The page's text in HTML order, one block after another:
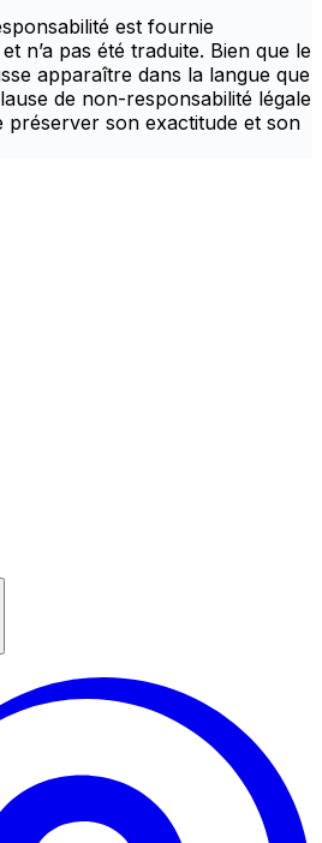
est fournie
n’a pas été traduite. Bien que le
apparaître dans la langue que
de non-responsabilité légale
préserver son exactitude et son